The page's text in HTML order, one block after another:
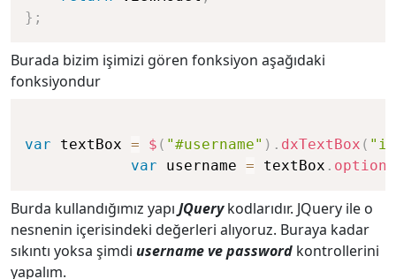
} ;
Burada bizim işimizi gören fonksiyon aşağıdaki
fonksiyondur
var textBox = $ ( "#username" ) . dxTextBox (
var username = textBox . option
Burda kullandığımız yapı JQuery kodlarıdır. JQuery ile o
nesnenin içerisindeki değerleri alıyoruz. Buraya kadar
sıkıntı yoksa şimdi username ve password kontrollerini
yapalım.